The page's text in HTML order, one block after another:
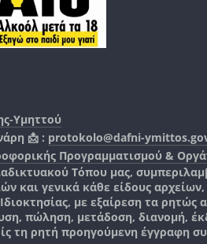
Υμηττού
📩 : protokolo@dafni-
Προγραμματισμού &
Τόπου μας,
και γενικά κάθε είδους
με εξαίρεση τα
πώληση, μετάδοση, διανομή,
τη ρητή προηγούμενη έγγραφη